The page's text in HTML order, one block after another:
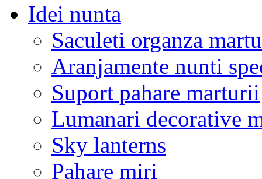
Idei nunta
Saculeti organza
Aranjamente nunti
Suport pahare marturii
Lumanari decorative
Sky lanterns
Pahare miri